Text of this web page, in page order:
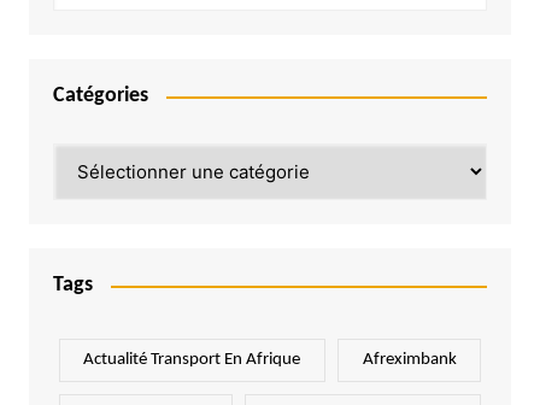
Catégories
Tags
Actualité Transport En Afrique Afreximbank